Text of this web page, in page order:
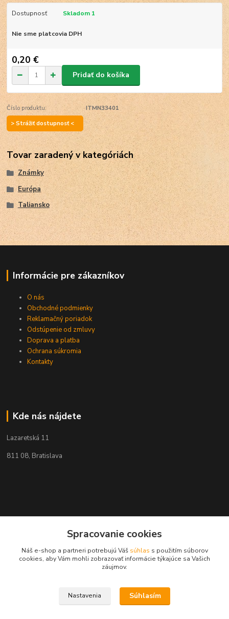
Dostupnosť Skladom 1
Nie sme platcovia DPH
0,20 €
Pridať do košíka
Číslo produktu:
ITMN33401
> Strážiť dostupnosť <
Tovar zaradený v kategóriách
Známky
Európa
Taliansko
Informácie pre zákazníkov
O nás
Obchodné podmienky
Reklamačný poriadok
Odstúpenie od zmluvy
Doprava a platba
Ochrana súkromia
Kontakty
Kde nás nájdete
Lazaretská 11
811 08, Bratislava
Spracovanie cookies
Náš e-shop a partneri potrebujú Váš súhlas s použitím súborov
cookies, aby Vám mohli zobrazovať informácie týkajúce sa Vašich
záujmov.
Nastavenia Súhlasím